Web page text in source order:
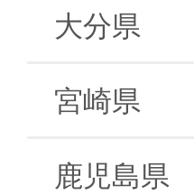
大分県
宮崎県
鹿児島県